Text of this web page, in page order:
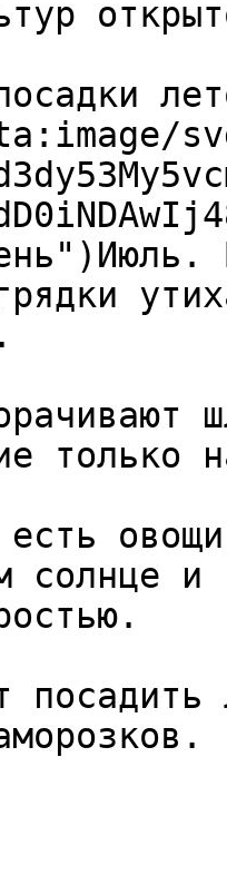
только
солнце